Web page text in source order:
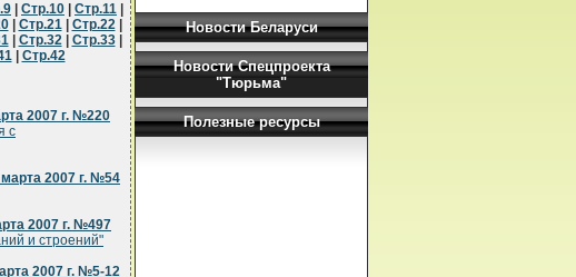
Стр.10 Стр.11
| Стр.21| Стр.22|
| Стр.32| Стр.33|
| Стр.42
2007 г. №220
с
2007 г. №54
2007 г. №497
и строений"
2007 г. №5-12
Новости Беларуси
Новости Спецпроекта
"Тюрьма"
Полезные ресурсы